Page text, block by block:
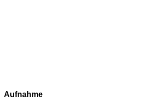
Aufnahme